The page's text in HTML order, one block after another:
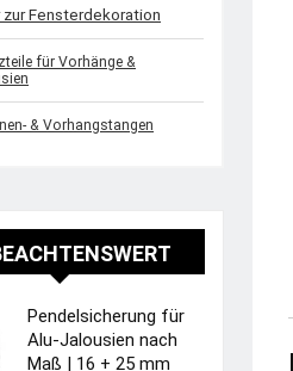
zur Fensterdekoration
für Vorhänge &
& Vorhangstangen
Pendelsicherung für
Alu-Jalousien nach
Maß | 16 + 25 mm